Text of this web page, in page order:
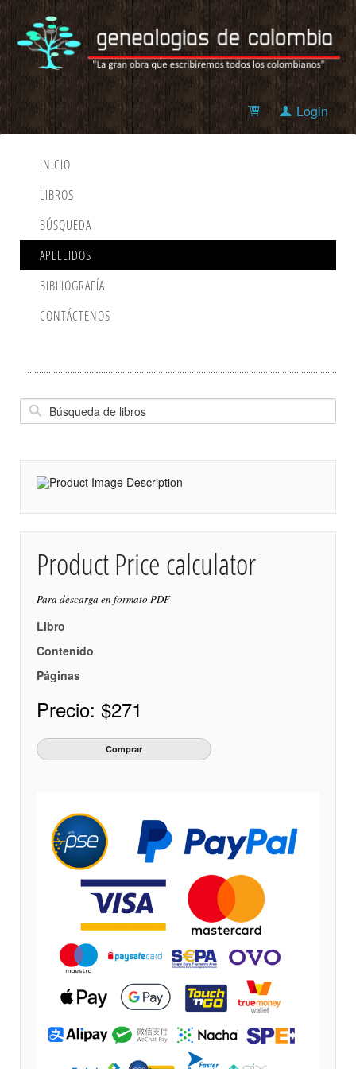
Login
INICIO
LIBROS
BÚSQUEDA
APELLIDOS
BIBLIOGRAFÍA
CONTÁCTENOS
Product Price calculator
Para descarga en formato PDF
Libro
Contenido
Páginas
Precio: $271